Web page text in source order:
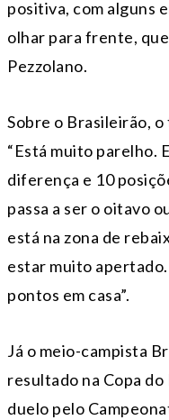
positiva, com alguns
olhar para frente, que
Pezzolano.
Sobre o Brasileirão,
“Está muito parelho.
diferença e 10
passa a ser o oitavo
está na zona de
estar muito apertado.
pontos em casa”.
Já o meio-campista
resultado na Copa
duelo pelo